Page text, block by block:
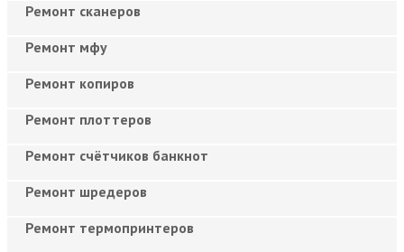
Ремонт сканеров
Ремонт мфу
Ремонт копиров
Ремонт плоттеров
Ремонт счётчиков банкнот
Ремонт шредеров
Ремонт термопринтеров